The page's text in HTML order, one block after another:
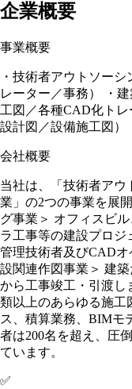
企業概要
事業概要
・技術者アウトソー
レーター／事務） ・
工図／各種CAD化ト
設計図／設備施工図）
会社概要
当社は、「技術者ア
業」の2つの事業を展
グ事業＞ オフィスビ
ラ工事等の建設プロジ
管理技術者及びCAD
設関連作図事業＞ 建
から工事竣工・引渡し
類以上のあらゆる施工
ス、積算業務、BIMモ
者は200名を超え、圧
ています。
✅